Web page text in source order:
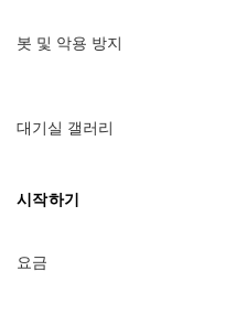
봇 및 악용 방지
대기실 갤러리
시작하기
요금